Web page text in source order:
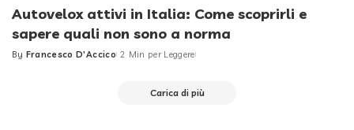
Autovelox attivi in Italia: Come scoprirli e
sapere quali non sono a norma
Posted
By Francesco D'Accico 2 Min per Leggere
Carica di più